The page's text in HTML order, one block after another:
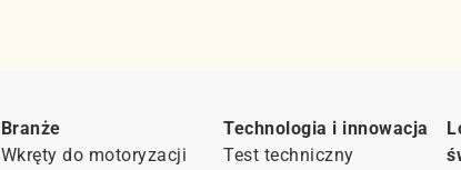
Branże
Wkręty do motoryzacji
Technologia i innowacja
Test techniczny